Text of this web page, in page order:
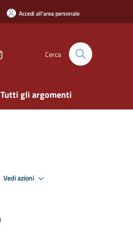
Accedi all'area personale
Cerca
Tutti gli argomenti
Vedi azioni